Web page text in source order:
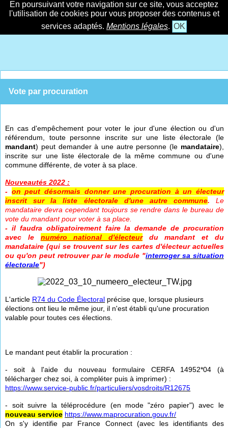
En poursuivant votre navigation sur ce site, vous acceptez
l'utilisation de cookies pour vous proposer des contenus et
services adaptés. Mentions légales. OK
Vote par procuration
En cas d'empêchement pour voter le jour d'une élection ou d'un
référendum, toute personne inscrite sur une liste électorale (le
mandant) peut demander à une autre personne (le mandataire),
inscrite sur une liste électorale de la même commune ou d'une
commune différente, de voter à sa place.
Nouveautés 2022 :
- on peut désormais donner une procuration à un électeur
inscrit sur la liste électorale d'une autre commune. Le
mandataire devra cependant toujours se rendre dans le bureau de
vote du mandant pour voter à sa place.
- il faudra obligatoirement faire la demande de procuration
avec le numéro national d'électeurdu mandant et du
mandataire (qui se trouvent sur les cartes d'électeur actuelles
ou qu'on peut retrouver par le module "interroger sa situation
électorale")
L'article R74 du Code Électoral précise que, lorsque plusieurs
élections ont lieu le même jour, il n'est établi qu'une procuration
valable pour toutes ces élections.
Le mandant peut établir la procuration :
- soit à l'aide du nouveau formulaire CERFA 14952*04 (à
télécharger chez soi, à compléter puis à imprimer) :
https://www.service-public.fr/particuliers/vosdroits/R12675
- soit suivre la téléprocédure (en mode "zéro papier") avec le
nouveau service https://www.maprocuration.gouv.fr/
On s'y identifie par France Connect (avec les identifiants des